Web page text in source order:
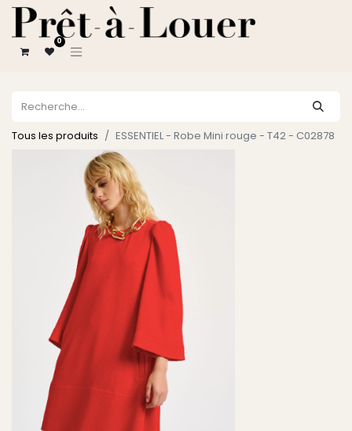
0
Tous les produits ESSENTIEL - Robe Mini rouge - T42 - C02878